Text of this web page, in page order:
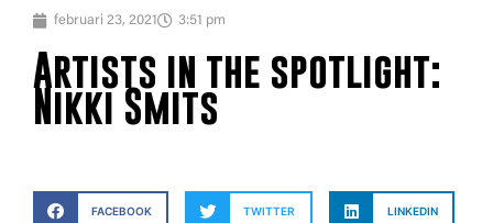
februari 23, 2021 3:51 pm
Artists in the spotlight:
Nikki Smits
FACEBOOK TWITTER LINKEDIN